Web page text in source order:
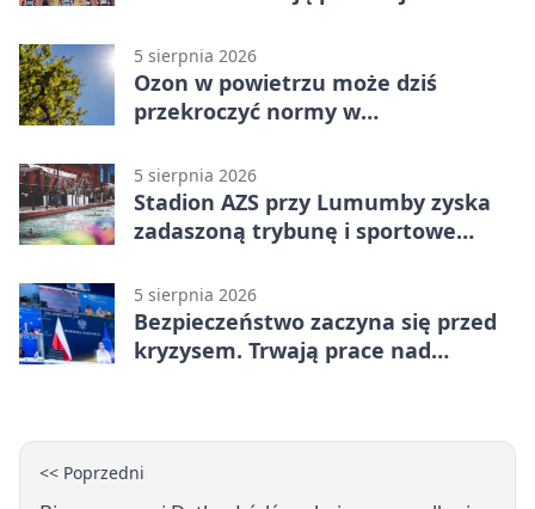
5 sierpnia 2026
Ozon w powietrzu może dziś
przekroczyć normy w
5 sierpnia 2026
Stadion AZS przy Lumumby zyska
zadaszoną trybunę i sportowe
5 sierpnia 2026
Bezpieczeństwo zaczyna się przed
kryzysem. Trwają prace nad
<< Poprzedni